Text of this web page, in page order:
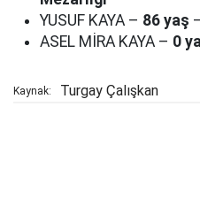
YUSUF KAYA – 86 yaş
ASEL MİRA KAYA – 0
Kaynak: Turgay Çalışkan